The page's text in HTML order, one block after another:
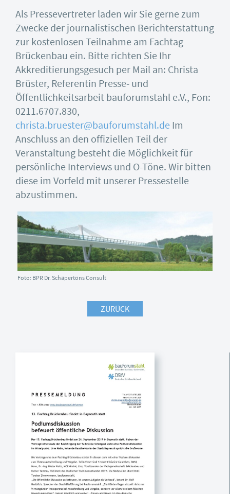
Als Pressevertreter laden wir Sie gerne zum
Zwecke der journalistischen Berichterstattung
zur kostenlosen Teilnahme am Fachtag
Brückenbau ein. Bitte richten Sie Ihr
Akkreditierungsgesuch per Mail an: Christa
Brüster, Referentin Presse- und
Öffentlichkeitsarbeit bauforumstahl e.V., Fon:
0211.6707.830,
christa.bruester@bauforumstahl.de Im
Anschluss an den offiziellen Teil der
Veranstaltung besteht die Möglichkeit für
persönliche Interviews und O-Töne. Wir bitten
diese im Vorfeld mit unserer Pressestelle
abzustimmen.
Foto: BPR Dr. Schäpertöns Consult
ZURÜCK